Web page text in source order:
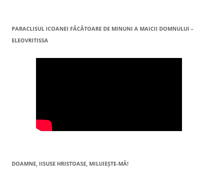
PARACLISUL ICOANEI FĂCĂTOARE DE MINUNI A MAICII DOMNULUI –
ELEOVRITISSA
DOAMNE, IISUSE HRISTOASE, MILUIEŞTE-MĂ!